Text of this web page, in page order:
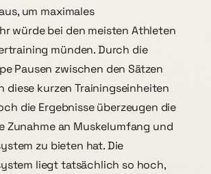
um maximales
würde bei den meisten Athleten
münden. Durch die
Pausen zwischen den Sätzen
kurzen Trainingseinheiten
die Ergebnisse überzeugen die
Zunahme an Muskelumfang und
zu bieten hat. Die
liegt tatsächlich so hoch,